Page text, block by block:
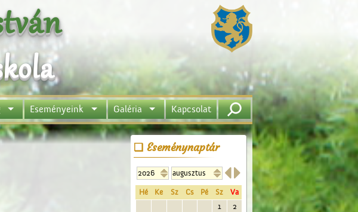
Eseményeink Galéria Kapcsolat
Eseménynaptár

Hé Ke Sz Cs Pé Sz
Va
1
2